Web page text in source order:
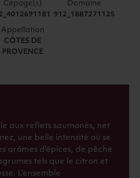
AOP
CÔTES
DE
PROVENCE
BIO
Cépage(s) Domaine
912_1887271125
Appellation
CÔTES DE
PROVENCE
aux reflets saumonés, net
une belle intensité où se
arômes d'épices, de pêche
tels que le citron et
L'ensemble